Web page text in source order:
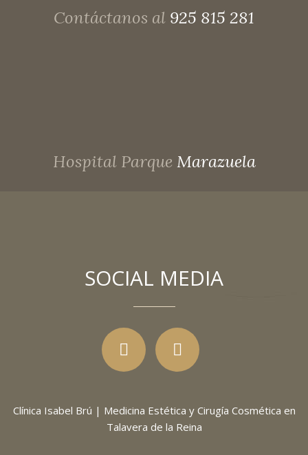
Contáctanos al 925 815 281
Hospital Parque Marazuela
SOCIAL MEDIA
Clínica Isabel Brú | Medicina Estética y Cirugía Cosmética en
Talavera de la Reina